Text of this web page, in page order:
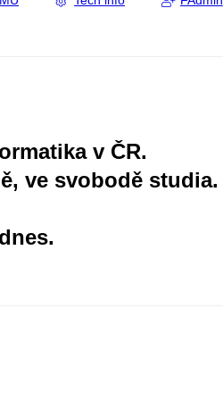
v ČR.
ve svobodě studia.